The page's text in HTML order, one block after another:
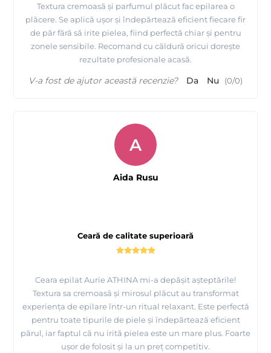
Textura cremoasă și parfumul plăcut fac epilarea o
plăcere. Se aplică ușor și îndepărtează eficient fiecare fir
de păr fără să irite pielea, fiind perfectă chiar și pentru
zonele sensibile. Recomand cu căldură oricui dorește
rezultate profesionale acasă.
V-a fost de ajutor această recenzie? Da Nu (0/0)
Ceară de calitate superioară
Ceara epilat Aurie ATHINA mi-a depășit așteptările!
Textura sa cremoasă și mirosul plăcut au transformat
experiența de epilare într-un ritual relaxant. Este perfectă
pentru toate tipurile de piele și îndepărtează eficient
părul, iar faptul că nu irită pielea este un mare plus. Foarte
ușor de folosit și la un preț competitiv.
A
Aida Rusu